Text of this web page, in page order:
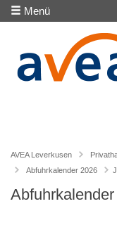
Menü
AVEA Leverkusen
Abfuhrkalender 2026